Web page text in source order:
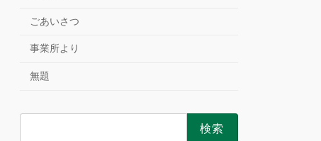
ごあいさつ
事業所より
無題